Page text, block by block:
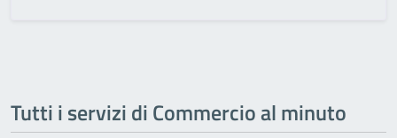
Tutti i servizi di Commercio al minuto